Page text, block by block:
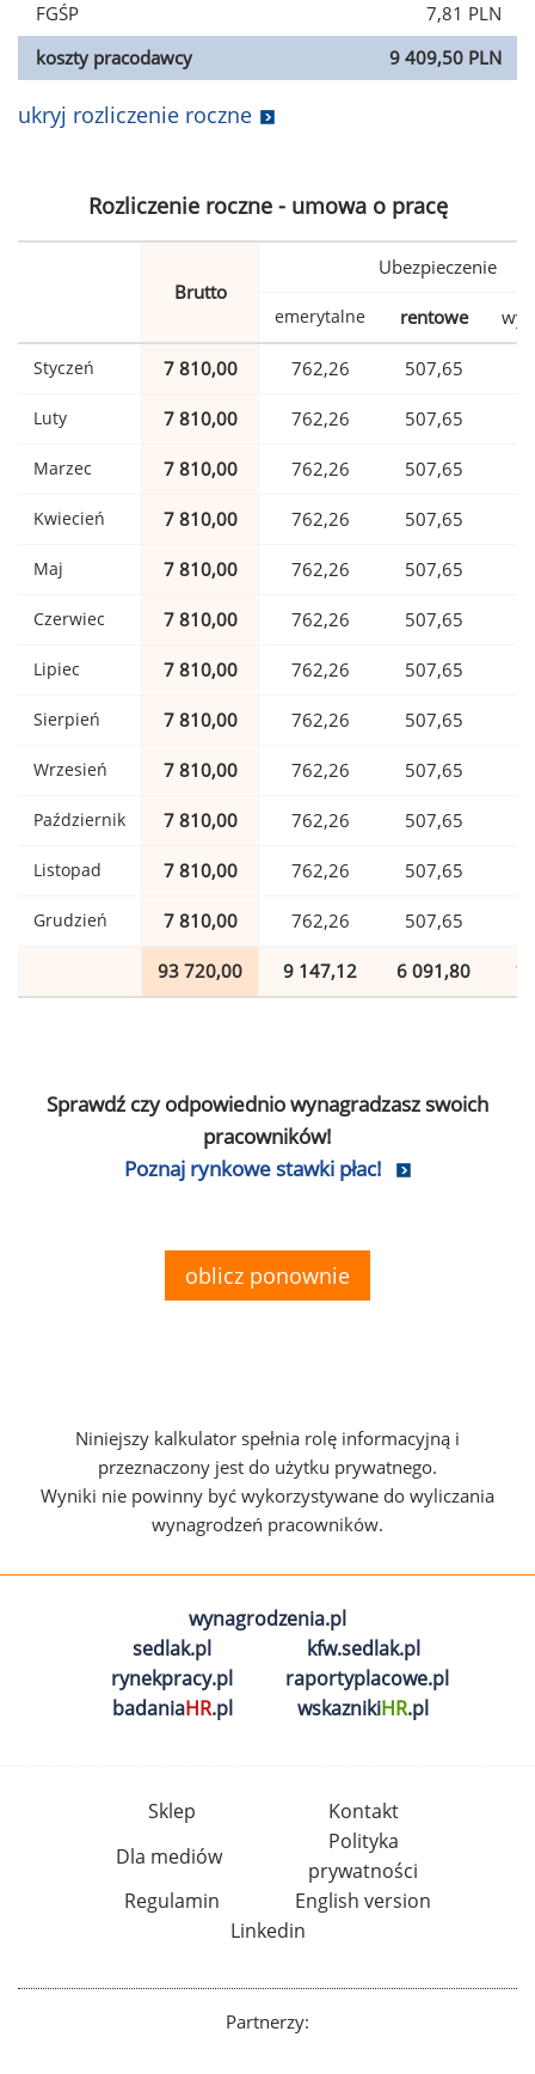
FGŚP
7,81 PLN
koszty pracodawcy
9 409,50 PLN
ukryj rozliczenie roczne
Rozliczenie roczne - umowa o pracę
Brutto
Ubezpieczenie
emerytalne rentowe
Styczeń 7 810,00 762,26 507,65
Luty 7 810,00 762,26 507,65
Marzec 7 810,00 762,26 507,65
Kwiecień 7 810,00 762,26 507,65
Maj 7 810,00 762,26 507,65
Czerwiec 7 810,00 762,26 507,65
Lipiec 7 810,00 762,26 507,65
Sierpień 7 810,00 762,26 507,65
Wrzesień 7 810,00 762,26 507,65
Październik 7 810,00 762,26 507,65
Listopad 7 810,00 762,26 507,65
Grudzień 7 810,00 762,26 507,65
93 720,00 9 147,12 6 091,80 1
Sprawdź czy odpowiednio wynagradzasz swoich
pracowników!
Poznaj rynkowe stawki płac!
oblicz ponownie
Niniejszy kalkulator spełnia rolę informacyjną i
przeznaczony jest do użytku prywatnego.
Wyniki nie powinny być wykorzystywane do wyliczania
wynagrodzeń pracowników.
wynagrodzenia.pl
sedlak.pl
kfw.sedlak.pl
rynekpracy.pl
raportyplacowe.pl
badaniaHR.pl wskaznikiHR.pl
Sklep
Kontakt
Dla mediów
Polityka
prywatności
Regulamin
English version
Linkedin
Partnerzy: